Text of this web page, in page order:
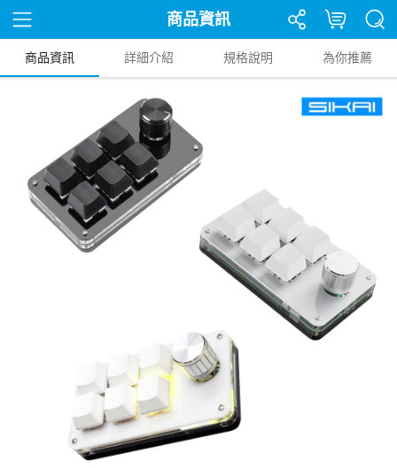
商品資訊
商品資訊 詳細介紹 規格說明 為你推薦